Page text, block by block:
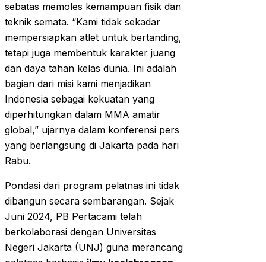
sebatas memoles kemampuan fisik dan
teknik semata. “Kami tidak sekadar
mempersiapkan atlet untuk bertanding,
tetapi juga membentuk karakter juang
dan daya tahan kelas dunia. Ini adalah
bagian dari misi kami menjadikan
Indonesia sebagai kekuatan yang
diperhitungkan dalam MMA amatir
global,” ujarnya dalam konferensi pers
yang berlangsung di Jakarta pada hari
Rabu.
Pondasi dari program pelatnas ini tidak
dibangun secara sembarangan. Sejak
Juni 2024, PB Pertacami telah
berkolaborasi dengan Universitas
Negeri Jakarta (UNJ) guna merancang